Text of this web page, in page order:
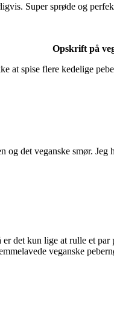
Super sprøde og
Opskrift på
at spise flere kedelige
det veganske smør.
det kun lige at rulle et
veganske